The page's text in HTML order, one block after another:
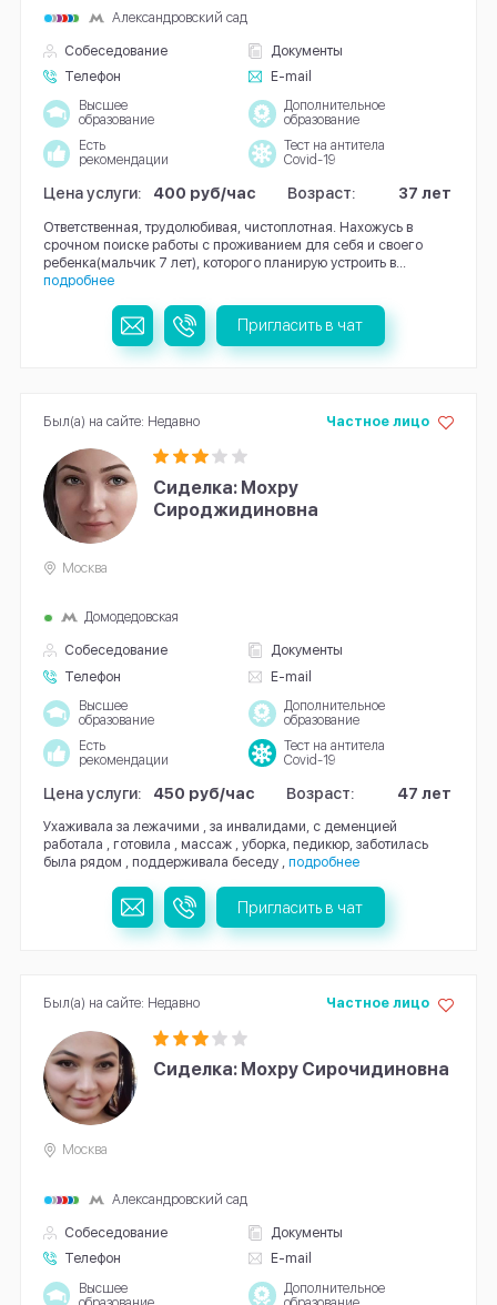
Собеседование
Документы
Телефон
E-mail
Александровский сад
Высшее
образование
Дополнительное
образование
Есть
рекомендации
Тест на антитела
Covid-19
Цена услуги: 400 руб/час Возраст: 37 лет
Ответственная, трудолюбивая, чистоплотная. Нахожусь в
срочном поиске работы с проживанием для себя и своего
ребенка(мальчик 7 лет), которого планирую устроить в...
подробнее
Пригласить в чат
Сиделка: Мохру
Сироджидиновна
Собеседование
Документы
Телефон
E-mail
Частное лицо
Москва
Домодедовская
Высшее
образование
Дополнительное
образование
Есть
рекомендации
Тест на антитела
Covid-19
Цена услуги: 450 руб/час Возраст: 47 лет
Ухаживала за лежачими , за инвалидами, с деменцией
работала , готовила , массаж , уборка, педикюр, заботилась
была рядом , поддерживала беседу , подробнее
Был(а) на сайте: Недавно
Пригласить в чат
Сиделка: Мохру Сирочидиновна
Собеседование
Документы
Телефон
E-mail
Частное лицо
Москва
Александровский сад
Высшее
Дополнительное
Был(а) на сайте: Недавно